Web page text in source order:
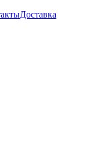
Доставка